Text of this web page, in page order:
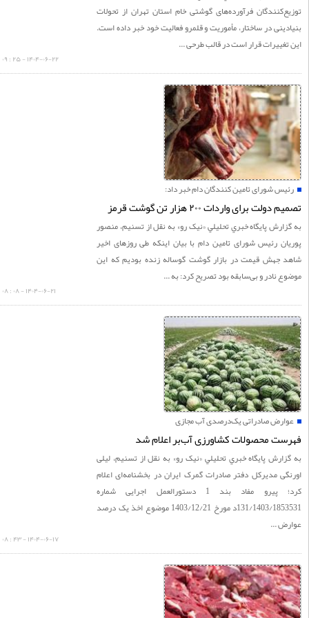
فرآورده‌های گوشتی خام استان تهران از تحولات
در ساختار، مأموریت و قلمرو فعالیت خود خبر داده است.
قرار است در قالب طرحی ...
۱۴۰۴-۰۶-۲۲ - ۲۵ : ۰۹
شورای تامین کنندگان دام خبر داد:
برای واردات ۲۰۰ هزار تن گوشت قرمز
پايگاه خبري تحليلي «نيک رو» به نقل از تسنیم، منصور
رئیس شورای تامین دام با بیان اینکه طی روزهای اخیر
جهش قیمت در بازار گوشت گوساله زنده بودیم که این
نادر و بی‌سابقه بود تصریح کرد: به ...
۱۴۰۴-۰۶-۲۱ - ۰۸ : ۰۸
صادراتی یک‌درصدی آب مجازی
محصولات کشاورزی آب‌بر اعلام شد
پايگاه خبري تحليلي «نيک رو» به نقل از تسنیم، لیلی
مدیرکل دفتر صادرات گمرک ایران در بخشنامه‌ای اعلام
کرد؛ پیرو مفاد بند 1 دستورالعمل اجرایی شماره
131/1403/1853531د مورخ 1403/12/21 موضوع اخذ یک درصد
...
۱۴۰۴-۰۶-۱۷ - ۴۳ : ۰۸